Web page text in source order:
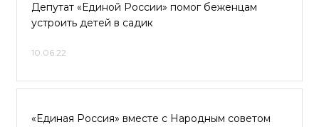
Депутат «Единой России» помог беженцам
устроить детей в садик
10.06.22
«Единая Россия» вместе с Народным советом